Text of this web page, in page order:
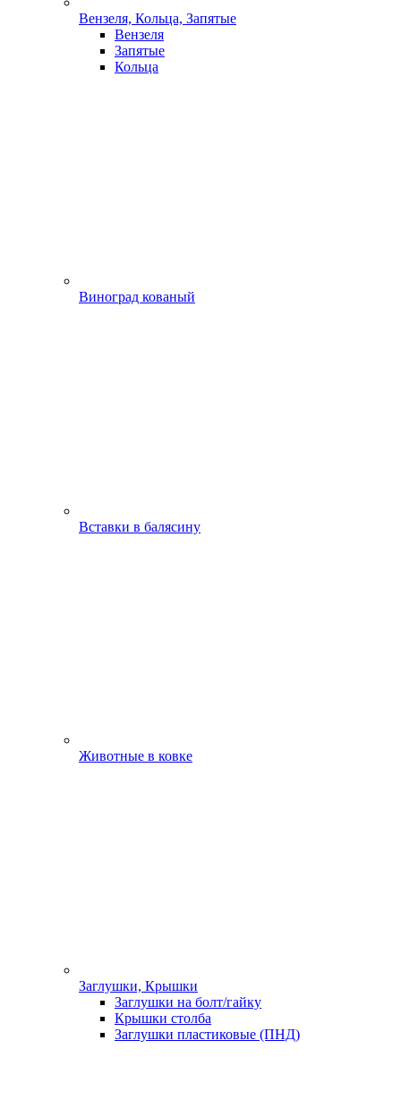
Вензеля, Кольца, Запятые
Вензеля
Запятые
Кольца
Виноград кованый
Вставки в балясину
Животные в ковке
Заглушки, Крышки
Заглушки на болт/гайку
Крышки столба
Заглушки пластиковые (ПНД)